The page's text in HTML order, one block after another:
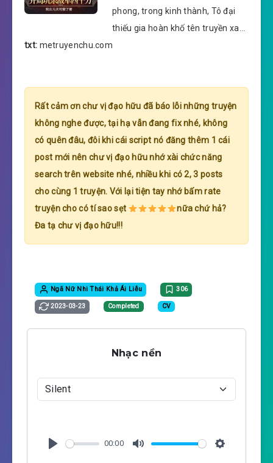
phong, trong kinh thành, Tô đại
thiếu gia hoàn khố tên truyền xa…
txt: metruyenchu.com
Rất cảm ơn chư vị đạo hữu đã báo lỗi những truyện
không nghe được, tại hạ vẫn đang fix nhé, không
có quên đâu, đôi khi cái script nó đăng thêm 1 cái
post mới nên chư vị đạo hữu nhớ xài chức năng
search trên website nhé, nhiều khi có 2, 3 posts
cho cùng 1 truyện. Với lại tiện tay nhớ bấm rate
truyện cho có tí sao sẹt
nữa chứ hả?
Đa tạ chư vị đạo hữu!!!
Ngã Nữ Nhi Thái Khả Ái Liễu 306
2023-03-23 Completed CV
Nhạc nền
00:00